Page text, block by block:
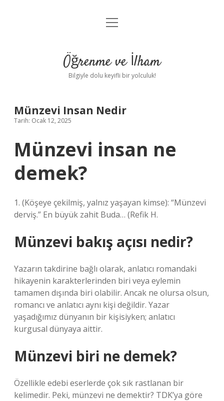
Anasayfa
Yasal Uyarı
menüyü
Öğrenme ve İlham
Bilgiyle dolu keyifli bir yolculuk!
Münzevi Insan Nedir
Tarih: Ocak 12, 2025
Münzevi insan ne
demek?
1. (Köşeye çekilmiş, yalnız yaşayan kimse): “Münzevi
derviş.” En büyük zahit Buda… (Refik H.
Münzevi bakış açısı nedir?
Yazarın takdirine bağlı olarak, anlatıcı romandaki
hikayenin karakterlerinden biri veya eylemin
tamamen dışında biri olabilir. Ancak ne olursa olsun,
romancı ve anlatıcı aynı kişi değildir. Yazar
yaşadığımız dünyanın bir kişisiyken; anlatıcı
kurgusal dünyaya aittir.
Münzevi biri ne demek?
Özellikle edebi eserlerde çok sık rastlanan bir
kelimedir. Peki, münzevi ne demektir? TDK’ya göre